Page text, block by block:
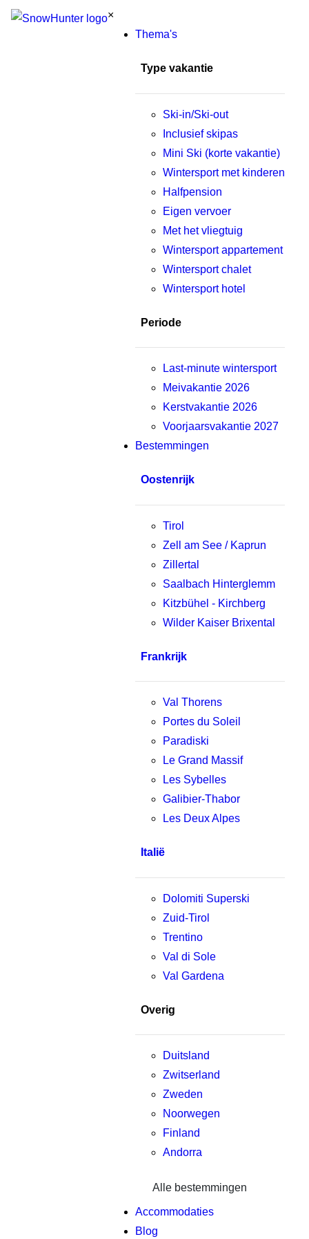
×
Thema's
Type vakantie
Ski-in/Ski-out
Inclusief skipas
Mini Ski (korte vakantie)
Wintersport met kinderen
Halfpension
Eigen vervoer
Met het vliegtuig
Wintersport appartement
Wintersport chalet
Wintersport hotel
Periode
Last-minute wintersport
Meivakantie 2026
Kerstvakantie 2026
Voorjaarsvakantie 2027
Bestemmingen
Oostenrijk
Tirol
Zell am See / Kaprun
Zillertal
Saalbach Hinterglemm
Kitzbühel - Kirchberg
Wilder Kaiser Brixental
Frankrijk
Val Thorens
Portes du Soleil
Paradiski
Le Grand Massif
Les Sybelles
Galibier-Thabor
Les Deux Alpes
Italië
Dolomiti Superski
Zuid-Tirol
Trentino
Val di Sole
Val Gardena
Overig
Duitsland
Zwitserland
Zweden
Noorwegen
Finland
Andorra
Alle bestemmingen
Accommodaties
Blog